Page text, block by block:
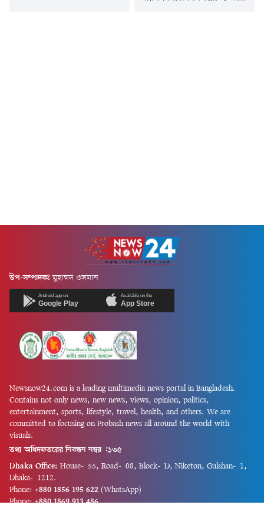
উপ-সম্পাদকঃ মুহাম্মদ ওসমান
Android app on
Google Play
Available on the
App Store
Newsnow24.com is a leading multimedia news portal in Bangladesh.
Contains not only news, new news, views, opinion, politics,
entertainment, sports, lifestyle, travel, health, and others. We are
committed to focusing on Probash news all around the world with
visuals.
তথ্য অধিদফতরের নিবন্ধন নম্বর :১৩৫
Dhaka Office: House-55, Road-08, Block-D, Niketon, Gulshan-1,
Dhaka-1212.
Phone: +880 1856 195 622 (WhatsApp)
Phone: +880 1869 913 486